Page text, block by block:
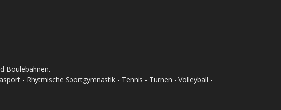
Boulebahnen.
- Rhytmische Sportgymnastik - Tennis - Turnen - Volleyball -